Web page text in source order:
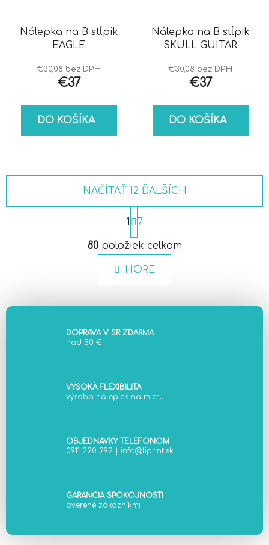
Nálepka na B stĺpik
EAGLE
€30,08 bez DPH
€37
DO KOŠÍKA
Nálepka na B stĺpik
SKULL GUITAR
€30,08 bez DPH
€37
DO KOŠÍKA
O
v
l
á
d
i
v
k
ý
p
NAČÍTAŤ 12 ĎALŠÍCH
S
t
r
á
n
k
a
i
e
1 7
80položiek celkom
HORE
DOPRAVA V SR ZDARMA
nad 50 €
VYSOKÁ FLEXIBILITA
výroba nálepiek na mieru
OBJEDNÁVKY TELEFÓNOM
0911 220 292 | info@liprint.sk
GARANCIA SPOKOJNOSTI
overené zákazníkmi